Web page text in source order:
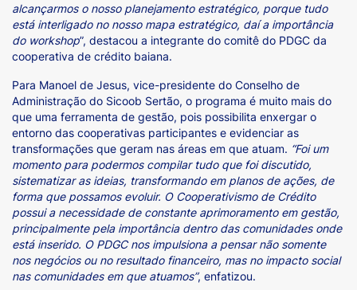
alcançarmos o nosso planejamento estratégico, porque tudo
está interligado no nosso mapa estratégico, daí a importância
do workshop”, destacou a integrante do comitê do PDGC da
cooperativa de crédito baiana.
Para Manoel de Jesus, vice-presidente do Conselho de
Administração do Sicoob Sertão, o programa é muito mais do
que uma ferramenta de gestão, pois possibilita enxergar o
entorno das cooperativas participantes e evidenciar as
transformações que geram nas áreas em que atuam. “Foi um
momento para podermos compilar tudo que foi discutido,
sistematizar as ideias, transformando em planos de ações, de
forma que possamos evoluir. O Cooperativismo de Crédito
possui a necessidade de constante aprimoramento em gestão,
principalmente pela importância dentro das comunidades onde
está inserido. O PDGC nos impulsiona a pensar não somente
nos negócios ou no resultado financeiro, mas no impacto social
nas comunidades em que atuamos”, enfatizou.